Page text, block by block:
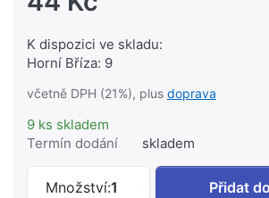
K dispozici ve skladu:
Horní Bříza: 9
včetně DPH (21%), plus doprava
9 ks skladem
Termín dodání
skladem
Množství:1
FISCHER -
Přidat